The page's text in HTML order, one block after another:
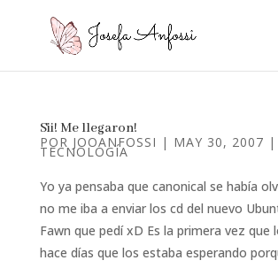
Sii! Me llegaron!
POR JOOANFOSSI | MAY 30, 2007 |
TECNOLOGÍA
Yo ya pensaba que canonical se había
no me iba a enviar los cd del nuevo
Fawn que pedí xD Es la primera vez que
hace días que los estaba esperando